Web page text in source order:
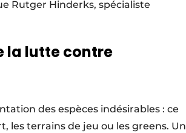
Rutger Hinderks, spécialiste
la lutte contre
des espèces indésirables : ce
les terrains de jeu ou les greens. Un